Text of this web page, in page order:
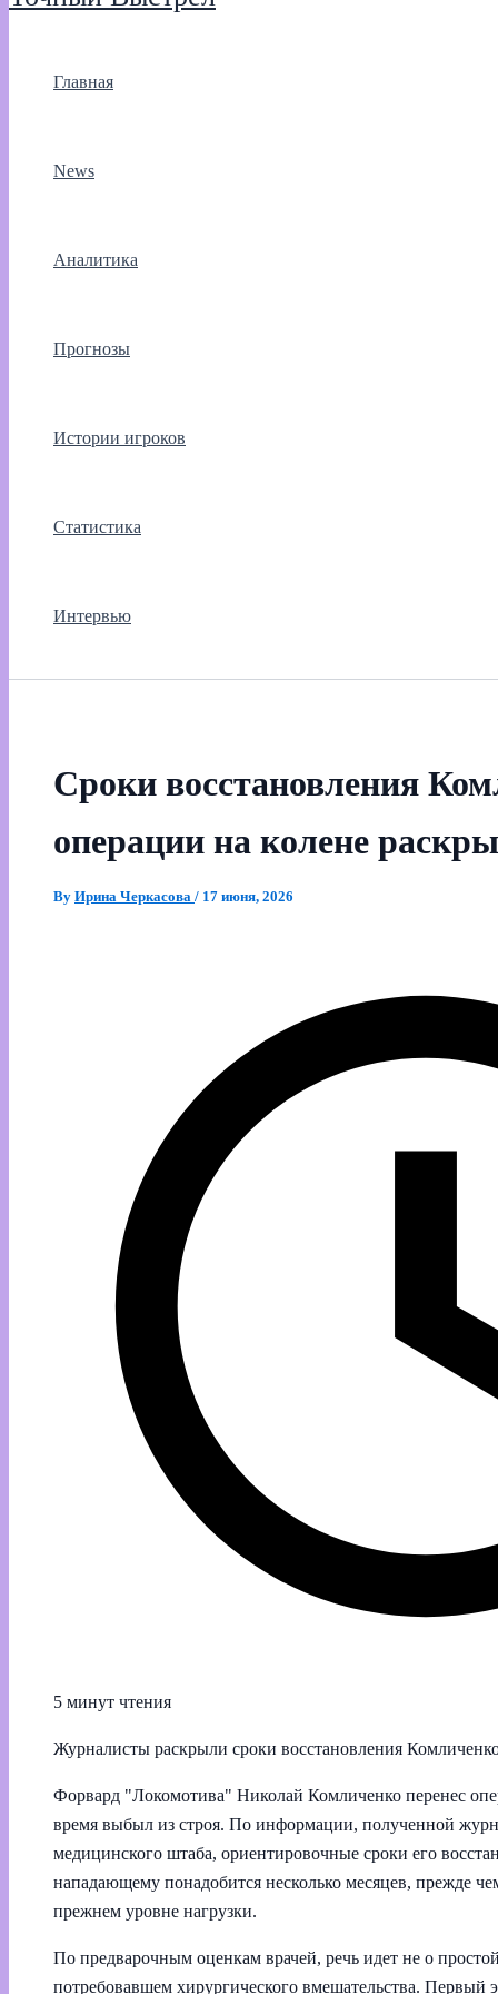
Главная
News
Аналитика
Прогнозы
Истории игроков
Статистика
Интервью
Сроки восстановления
операции на колене
By Ирина Черкасова / 17 июня, 2026
5 минут чтения
Журналисты раскрыли сроки восстановления
Форвард "Локомотива" Николай Комличенко перенес
время выбыл из строя. По информации, полученной
медицинского штаба, ориентировочные сроки его
нападающему понадобится несколько месяцев, прежде
прежнем уровне нагрузки.
По предварочным оценкам врачей, речь идет не о
потребовавшем хирургического вмешательства. Первый